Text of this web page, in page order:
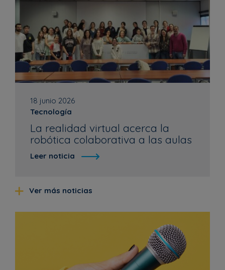
18 junio 2026
Tecnología
La realidad virtual acerca la
robótica colaborativa a las aulas
Leer noticia
Ver más noticias